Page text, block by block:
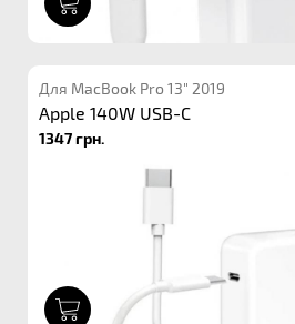
Для MacBook Pro 13" 2019
Apple 140W USB-C
1347 грн.